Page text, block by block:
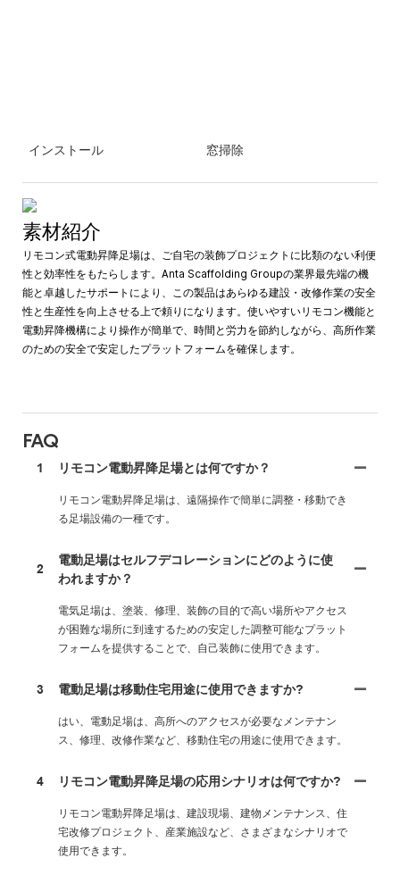
インストール 窓掃除
素材紹介
リモコン式電動昇降足場は、ご自宅の装飾プロジェクトに比類のない利便
性と効率性をもたらします。Anta Scaffolding Groupの業界最先端の機
能と卓越したサポートにより、この製品はあらゆる建設・改修作業の安全
性と生産性を向上させる上で頼りになります。使いやすいリモコン機能と
電動昇降機構により操作が簡単で、時間と労力を節約しながら、高所作業
のための安全で安定したプラットフォームを確保します。
FAQ
1 リモコン電動昇降足場とは何ですか？
リモコン電動昇降足場は、遠隔操作で簡単に調整・移動でき
る足場設備の一種です。
2
電動足場はセルフデコレーションにどのように使
われますか？
電気足場は、塗装、修理、装飾の目的で高い場所やアクセス
が困難な場所に到達するための安定した調整可能なプラット
フォームを提供することで、自己装飾に使用できます。
3 電動足場は移動住宅用途に使用できますか?
はい、電動足場は、高所へのアクセスが必要なメンテナン
ス、修理、改修作業など、移動住宅の用途に使用できます。
4 リモコン電動昇降足場の応用シナリオは何ですか?
リモコン電動昇降足場は、建設現場、建物メンテナンス、住
宅改修プロジェクト、産業施設など、さまざまなシナリオで
使用できます。